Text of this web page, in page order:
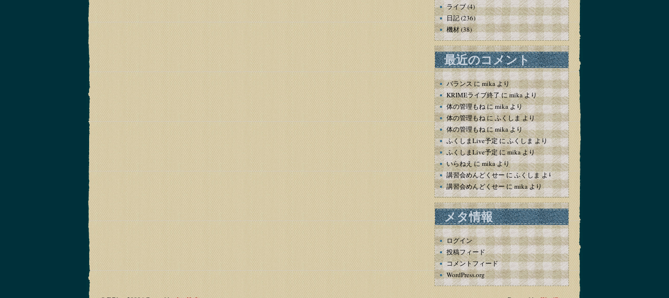
ライブ(4)
日記(236)
機材(38)
最近のコメント
バランスにmikaより
KRIMEライブ終了にmikaより
体の管理もねにmikaより
体の管理もねにふくしまより
体の管理もねにmikaより
ふくしまLive予定にふくしまより
ふくしまLive予定にmikaより
いらねえにmikaより
講習会めんどくせーにふくしまより
講習会めんどくせーにmikaより
メタ情報
ログイン
投稿フィード
コメントフィード
WordPress.org